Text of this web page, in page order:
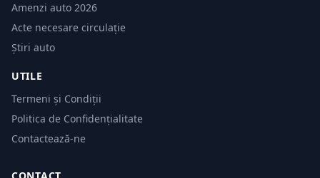
Amenzi auto 2026
Acte necesare circulație
Știri auto
UTILE
Termeni și Condiții
Politica de Confidențialitate
Contactează-ne